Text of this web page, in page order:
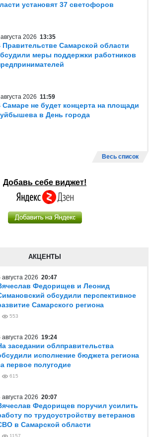
установят 37 светофоров
2026 13:35
Правительстве Самарской области
меры поддержки работников
2026 11:59
Самаре не будет концерта на площади
в День города
Весь список
Добавь себе виджет!
АКЦЕНТЫ
августа 2026 20:47
Федорищев и Леонид
обсудили перспективное
Самарского региона
553
августа 2026 19:24
заседании облправительства
исполнение бюджета региона
первое полугодие
615
августа 2026 20:07
Федорищев поручил усилить
по трудоустройству ветеранов
в Самарской области
1157